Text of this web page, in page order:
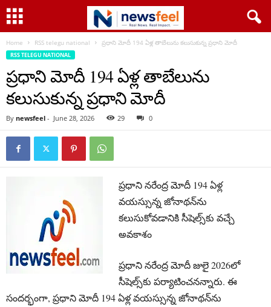
Home RSS telegu national ప్ర‌ధాని మోదీ 194 ఏళ్ల తాబేలును క‌లుసుకున్న ప్ర‌ధాని మోదీ
RSS TELEGU NATIONAL
ప్ర‌ధాని మోదీ 194 ఏళ్ల తాబేలును
క‌లుసుకున్న ప్ర‌ధాని మోదీ
By newsfeel - June 28, 2026 29 0
ప్ర‌ధాని న‌రేంద్ర మోదీ 194 ఏళ్ల
వయస్సున్న జోనాథ‌న్‌ను
కలుసుకోవడానికి సీషెల్స్‌కు వచ్చే
అవకాశం
ప్ర‌ధాని న‌రేంద్ర మోదీ జులై 2026లో
సీషెల్స్‌కు పర్యాటించ‌నన్నారు. ఈ
సంద‌ర్భంగా, ప్ర‌ధాని మోదీ 194 ఏళ్ల వయస్సున్న జోనాథ‌న్‌ను